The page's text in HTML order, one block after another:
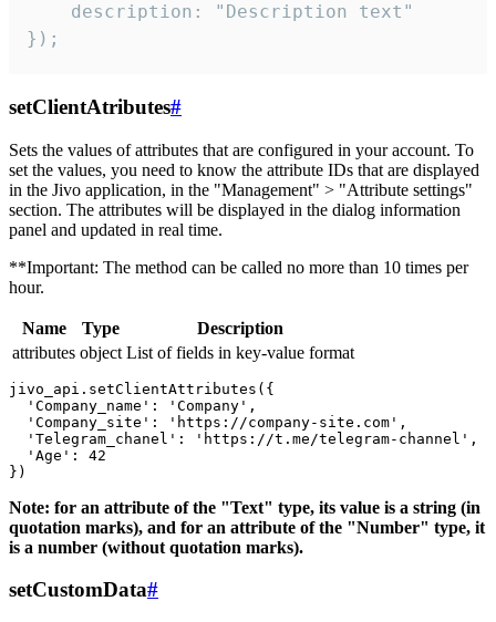
    description: "Description text"
});
setClientAtributes#
Sets the values ​​of attributes that are configured in your account. To
set the values, you need to know the attribute IDs that are displayed
in the Jivo application, in the "Management" > "Attribute settings"
section. The attributes will be displayed in the dialog information
panel and updated in real time.
**Important: The method can be called no more than 10 times per
hour.
Name Type
Description
attributes object List of fields in key-value format
jivo_api.setClientAttributes({
  'Company_name': 'Company',
  'Company_site': 'https://company-site.com',
  'Telegram_chanel': 'https://t.me/telegram-channel',
  'Age': 42
Note: for an attribute of the "Text" type, its value is a string (in
quotation marks), and for an attribute of the "Number" type, it
is a number (without quotation marks).
setCustomData#